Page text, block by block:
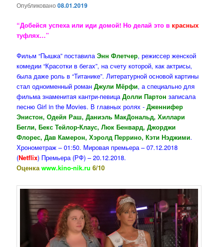
Опубликовано08.01.2019
“Добейся успеха или иди домой! Но делай это вкрасных
туфлях…”
Фильм “Пышка” поставилаЭнн Флетчер, режиссер женской
комедии “Красотки в бегах”, на счету которой, как актрисы,
была даже роль в “Титанике”. Литературной основой картины
стал одноименный романДжули Мёрфи, а специально для
фильма знаменитая кантри-певицаДолли Партон записала
песню Girl in the Movies. В главных ролях -Дженнифер
Энистон, Одейя Раш, Даниэль МакДональд, Хиллари
Бегли, Бекс Тейлор-Клаус, Люк Бенвард, Джорджи
Флорес, Дав Камерон, Хэролд Перрино, Кэти Нэджими.
Хронометраж – 01:50. Мировая премьера – 07.12.2018
(Netflix) Премьера (РФ) – 20.12.2018.
Оценкаwww.kino-nik.ru 6/10